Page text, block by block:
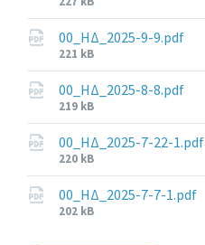
size:
00_ΗΔ_2025-9-9.pdf
File
size:
221 kB
00_ΗΔ_2025-8-8.pdf
File
size:
219 kB
00_ΗΔ_2025-7-22-1.pdf
File
size:
220 kB
00_ΗΔ_2025-7-7-1.pdf
File
202 kB